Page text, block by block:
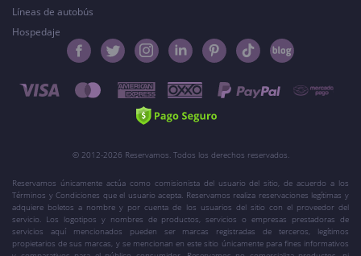
Líneas de autobús
Hospedaje
© 2012-2026 Reservamos. Todos los derechos reservados.
Reservamos únicamente actúa como comisionista del usuario del sitio, de acuerdo a los
Términos y Condiciones que el usuario acepta. Reservamos realiza reservaciones legítimas y
adquiere boletos a nombre y por cuenta de los usuarios del sitio con el proveedor del
servicio. Los logotipos y nombres de productos, servicios o empresas prestadoras de
servicios aquí mencionados pueden ser marcas registradas de terceros, legítimos
propietarios de sus marcas, y se mencionan en este sitio únicamente para fines informativos